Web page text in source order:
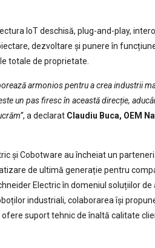
IoT deschisă, plug-and-play,
dezvoltare și punere în
totale de proprietate.
armonios pentru a crea industrii
un pas firesc în această direcție,
, a declarat Claudiu Buca, OEM
și Cobotware au încheiat un
de ultimă generație pentru
Electric în domeniul soluțiilor
industriali, colaborarea își
suport tehnic de înaltă calitate